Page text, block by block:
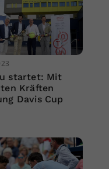
startet: Mit
Kräften
Davis Cup